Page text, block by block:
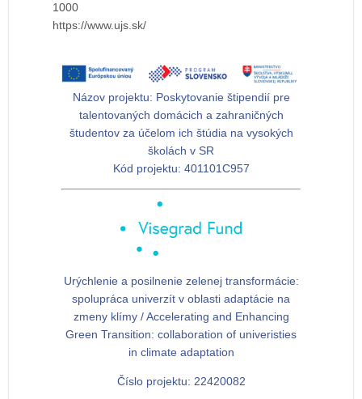
1000
https://www.ujs.sk/
Názov projektu: Poskytovanie štipendií pre
talentovaných domácich a zahraničných
študentov za účelom ich štúdia na vysokých
školách v SR
Kód projektu: 401101C957
Urýchlenie a posilnenie zelenej transformácie:
spolupráca univerzít v oblasti adaptácie na
zmeny klímy / Accelerating and Enhancing
Green Transition: collaboration of univeristies
in climate adaptation
Číslo projektu: 22420082